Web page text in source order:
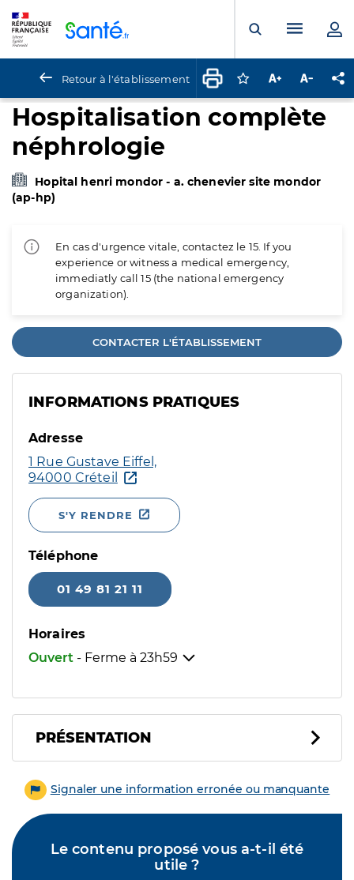
Ouvrir laMenu
Retour à l'établissement Connectez-vous
Augmenter la
Hospitalisation complète
néphrologie
Hopital henri mondor - a. chenevier site mondor
(ap-hp)
En cas d'urgence vitale, contactez le 15. If you
experience or witness a medical emergency,
immediatly call 15 (the national emergency
organization).
CONTACTER L'ÉTABLISSEMENT
INFORMATIONS PRATIQUES
Adresse
1 Rue Gustave Eiffel,
94000 Créteil
S'Y RENDRE
Téléphone
01 49 81 21 11
Horaires
Ouvert - Ferme à 23h59
PRÉSENTATION
Signaler une information erronée ou manquante
Le contenu proposé vous a-t-il été
utile ?